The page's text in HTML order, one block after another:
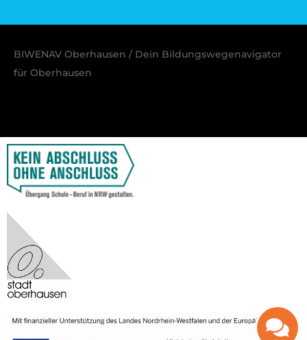
BIWENAV Oberhausen / Dein Bildungswegenavigator
für Oberhausen